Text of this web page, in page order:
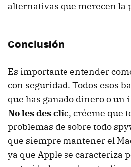
alternativas que merecen la
Conclusión
Es importante entender
con seguridad. Todos esos
que has ganado dinero o un
No les des clic, créeme que
problemas de sobre todo
que siempre mantener el
ya que Apple se caracteriza